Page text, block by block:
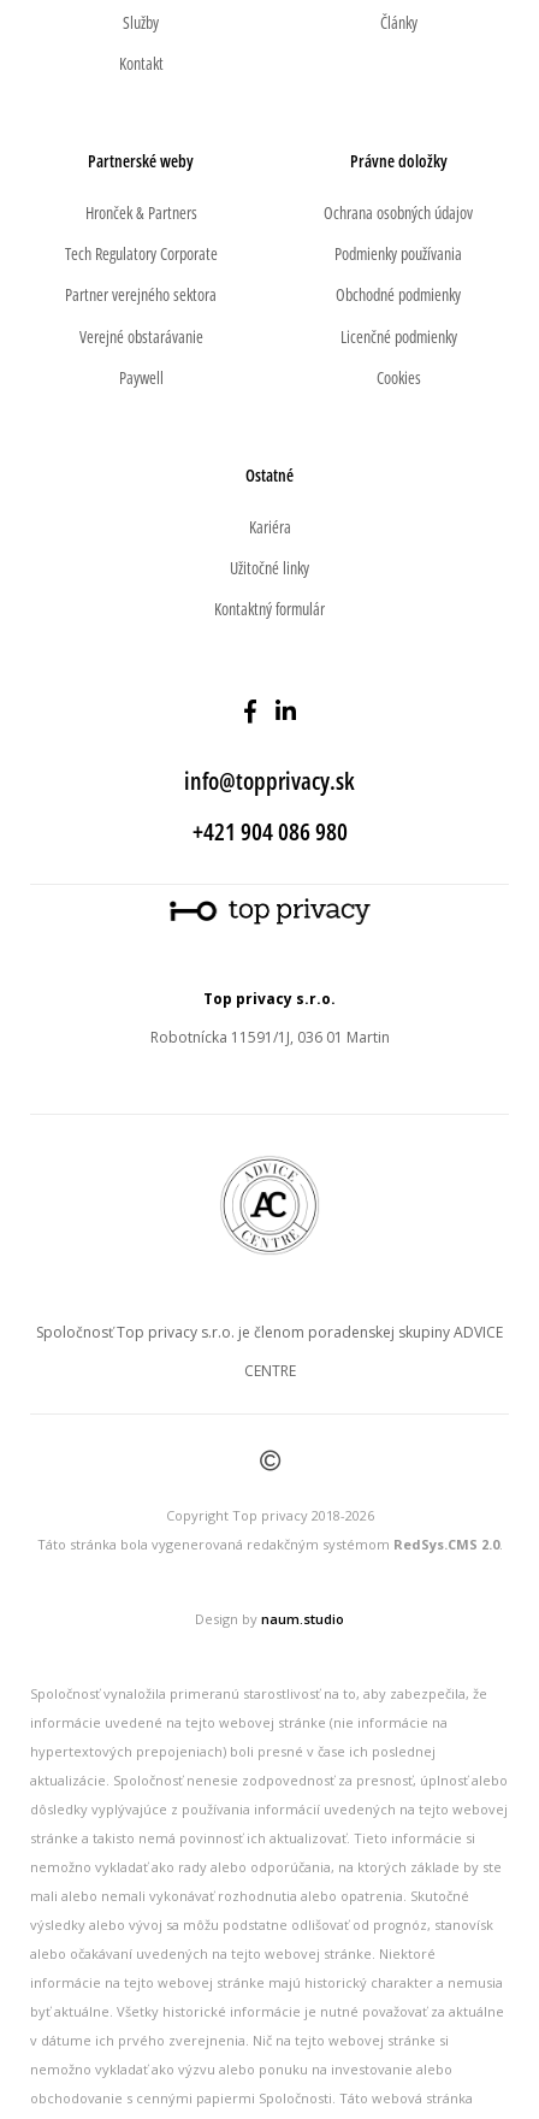
Služby
Kontakt
Články
Partnerské weby
Hronček & Partners
Tech Regulatory Corporate
Partner verejného sektora
Verejné obstarávanie
Paywell
Právne doložky
Ochrana osobných údajov
Podmienky používania
Obchodné podmienky
Licenčné podmienky
Cookies
Ostatné
Kariéra
Užitočné linky
Kontaktný formulár
info@topprivacy.sk
+421 904 086 980
Top privacy s.r.o.
Robotnícka 11591/1J, 036 01 Martin
Spoločnosť Top privacy s.r.o. je členom poradenskej skupiny ADVICE
CENTRE
©
Copyright Top privacy 2018-2026
Táto stránka bola vygenerovaná redakčným systémom RedSys.CMS 2.0.
Design by naum.studio
Spoločnosť vynaložila primeranú starostlivosť na to, aby zabezpečila, že
informácie uvedené na tejto webovej stránke (nie informácie na
hypertextových prepojeniach) boli presné v čase ich poslednej
aktualizácie. Spoločnosť nenesie zodpovednosť za presnosť, úplnosť alebo
dôsledky vyplývajúce z používania informácií uvedených na tejto webovej
stránke a takisto nemá povinnosť ich aktualizovať. Tieto informácie si
nemožno vykladať ako rady alebo odporúčania, na ktorých základe by ste
mali alebo nemali vykonávať rozhodnutia alebo opatrenia. Skutočné
výsledky alebo vývoj sa môžu podstatne odlišovať od prognóz, stanovísk
alebo očakávaní uvedených na tejto webovej stránke. Niektoré
informácie na tejto webovej stránke majú historický charakter a nemusia
byť aktuálne. Všetky historické informácie je nutné považovať za aktuálne
v dátume ich prvého zverejnenia. Nič na tejto webovej stránke si
nemožno vykladať ako výzvu alebo ponuku na investovanie alebo
obchodovanie s cennými papiermi Spoločnosti. Táto webová stránka